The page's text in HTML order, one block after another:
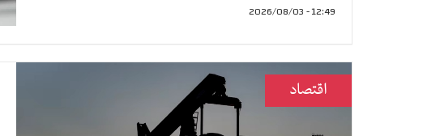
12:49 - 2026/08/03
اقتصاد